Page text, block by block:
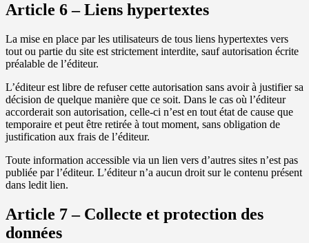
Article 6 – Liens hypertextes
La mise en place par les utilisateurs de tous liens hypertextes vers
tout ou partie du site est strictement interdite, sauf autorisation écrite
préalable de l’éditeur.
L’éditeur est libre de refuser cette autorisation sans avoir à justifier sa
décision de quelque manière que ce soit. Dans le cas où l’éditeur
accorderait son autorisation, celle-ci n’est en tout état de cause que
temporaire et peut être retirée à tout moment, sans obligation de
justification aux frais de l’éditeur.
Toute information accessible via un lien vers d’autres sites n’est pas
publiée par l’éditeur. L’éditeur n’a aucun droit sur le contenu présent
dans ledit lien.
Article 7 – Collecte et protection des
données